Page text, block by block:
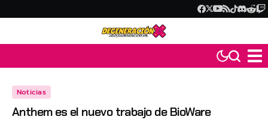
Noticias
Anthem es el nuevo trabajo de BioWare